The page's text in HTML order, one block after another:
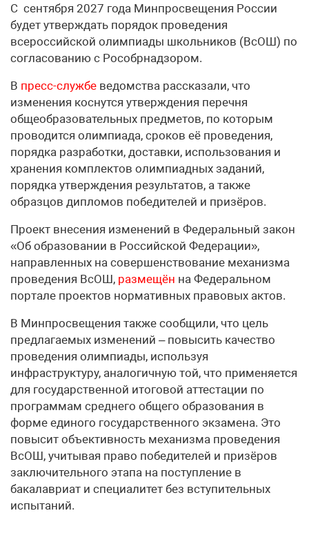
С сентября 2027 года Минпросвещения России
будет утверждать порядок проведения
всероссийской олимпиады школьников (ВсОШ) по
согласованию с Рособрнадзором.
В пресс-службе ведомства рассказали, что
изменения коснутся утверждения перечня
общеобразовательных предметов, по которым
проводится олимпиада, сроков её проведения,
порядка разработки, доставки, использования и
хранения комплектов олимпиадных заданий,
порядка утверждения результатов, а также
образцов дипломов победителей и призёров.
Проект внесения изменений в Федеральный закон
«Об образовании в Российской Федерации»,
направленных на совершенствование механизма
проведения ВсОШ, размещён на Федеральном
портале проектов нормативных правовых актов.
В Минпросвещения также сообщили, что цель
предлагаемых изменений – повысить качество
проведения олимпиады, используя
инфраструктуру, аналогичную той, что применяется
для государственной итоговой аттестации по
программам среднего общего образования в
форме единого государственного экзамена. Это
повысит объективность механизма проведения
ВсОШ, учитывая право победителей и призёров
заключительного этапа на поступление в
бакалавриат и специалитет без вступительных
испытаний.